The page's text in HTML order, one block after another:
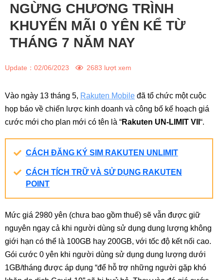
NGỪNG CHƯƠNG TRÌNH
KHUYẾN MÃI 0 YÊN KỂ TỪ
THÁNG 7 NĂM NAY
Update： 02/06/2023 2683 lượt xem
Vào ngày 13 tháng 5, Rakuten Mobile đã tổ chức một cuộc
họp báo về chiến lược kinh doanh và công bố kế hoạch giá
cước mới cho plan mới có tên là “Rakuten UN-LIMIT VII “.
CÁCH ĐĂNG KÝ SIM RAKUTEN UNLIMIT
CÁCH TÍCH TRỮ VÀ SỬ DỤNG RAKUTEN
POINT
Mức giá 2980 yên (chưa bao gồm thuế) sẽ vẫn được giữ
nguyên ngay cả khi người dùng sử dụng dung lượng không
giới hạn có thể là 100GB hay 200GB, với tốc độ kết nối cao.
Gói cước 0 yên khi người dùng sử dụng dung lượng dưới
1GB/tháng được áp dụng “để hỗ trợ những người gặp khó